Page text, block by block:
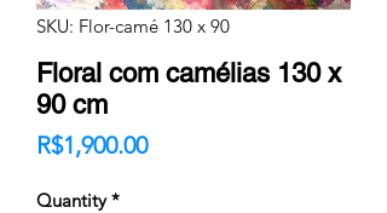
SKU: Flor-camé 130 x 90
Floral com camélias 130 x
90 cm
R$1,900.00Price
Quantity *